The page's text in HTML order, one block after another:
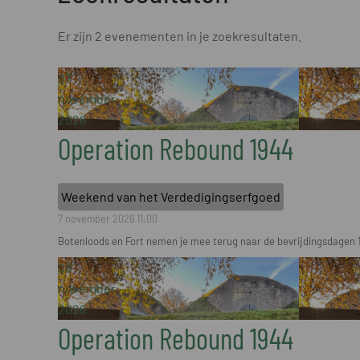
Er zijn 2 evenementen in je zoekresultaten.
07
november
2026
Operation Rebound 1944
Weekend van het Verdedigingserfgoed
7 november 2026 11:00
Botenloods en Fort nemen je mee terug naar de bevrijdingsdagen
08
november
2026
Operation Rebound 1944